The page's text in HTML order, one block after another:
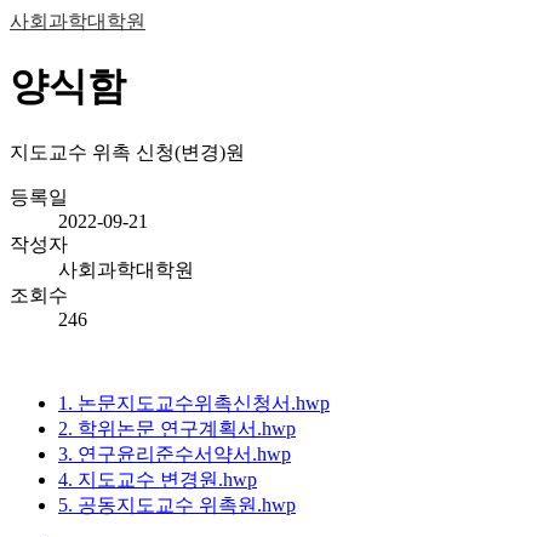
사회과학대학원
양식함
지도교수 위촉 신청(변경)원
등록일
2022-09-21
작성자
사회과학대학원
조회수
246
1. 논문지도교수위촉신청서.hwp
2. 학위논문 연구계획서.hwp
3. 연구윤리준수서약서.hwp
4. 지도교수 변경원.hwp
5. 공동지도교수 위촉원.hwp